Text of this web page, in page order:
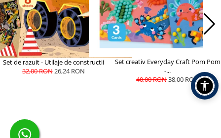
Set de razuit - Utilaje de constructii
32,00 RON26,24 RON
Set creativ Everyday Craft Pom Pom
-...
40,00 RON38,00 RON